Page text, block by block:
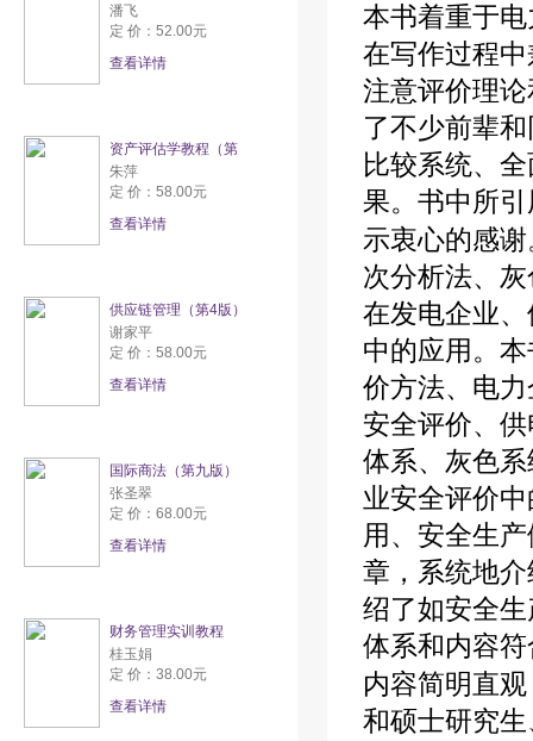
潘飞
定 价：52.00元
查看详情
资产评估学教程（第
朱萍
定 价：58.00元
查看详情
供应链管理（第4版）
谢家平
定 价：58.00元
查看详情
国际商法（第九版）
张圣翠
定 价：68.00元
查看详情
财务管理实训教程
桂玉娟
定 价：38.00元
查看详情
本书着重于
在写作过程
注意评价理
了不少前辈
比较系统、
果。书中所
示衷心的感
次分析法、
在发电企业
中的应用。
价方法、电
安全评价、
体系、灰色
业安全评价
用、安全生
章，系统地
绍了如安全
体系和内容
内容简明直
和硕士研究